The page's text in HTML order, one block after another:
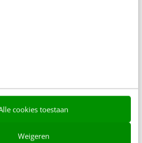
cookies toestaan
Weigeren